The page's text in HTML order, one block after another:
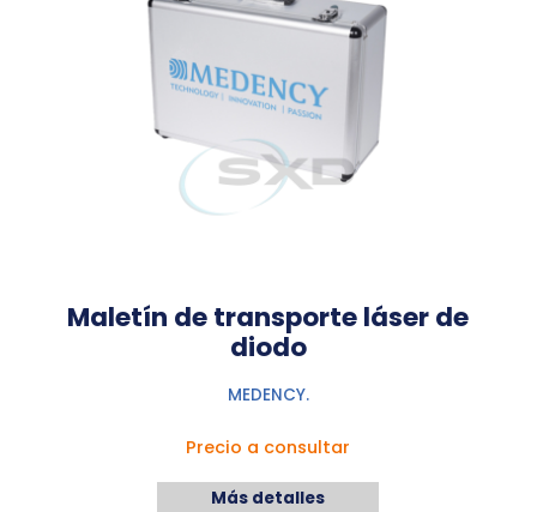
Maletín de transporte láser de
diodo
MEDENCY.
Precio a consultar
Más detalles